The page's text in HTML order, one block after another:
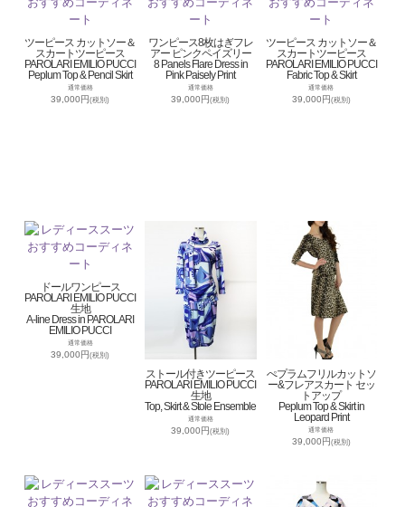
ツーピース カットソー＆
スカートツーピース
PAROLARI EMILIO PUCCI
Peplum Top & Pencil Skirt
通常価格
39,000円(税別)
ワンピース8枚はぎフレ
アー ピンクペイズリー
8 Panels Flare Dress in
Pink Paisely Print
通常価格
39,000円(税別)
ツーピース カットソー＆
スカートツーピース
PAROLARI EMILIO PUCCI
Fabric Top & Skirt
通常価格
39,000円(税別)
ドールワンピース
PAROLARI EMILIO PUCCI
生地
A-line Dress in PAROLARI
EMILIO PUCCI
通常価格
39,000円(税別)
ストール付きツーピース
PAROLARI EMILIO PUCCI
生地
Top, Skirt & Stole Ensemble
通常価格
39,000円(税別)
ぺプラムフリルカットソ
ー&フレアスカート セッ
トアップ
Peplum Top & Skirt in
Leopard Print
通常価格
39,000円(税別)